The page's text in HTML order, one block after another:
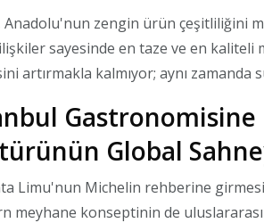
Anadolu'nun zengin ürün çeşitliliğini
sayesinde en taze ve en kaliteli
artırmakla kalmıyor; aynı
Gastronomisine
Global
Limu'nun Michelin rehberine
meyhane konseptinin de